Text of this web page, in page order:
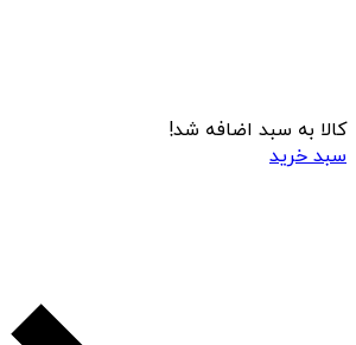
کالا به سبد اضافه شد!
سبد خرید